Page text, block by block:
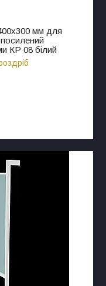
мм для
КР 08 білий